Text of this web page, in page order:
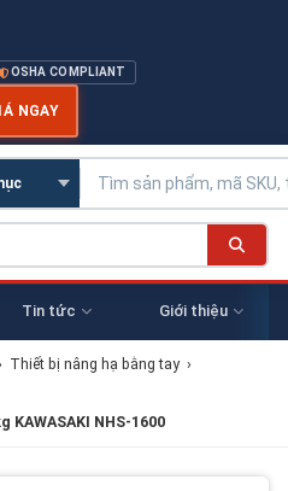
OSHA COMPLIANT
NGAY
Tin tức Giới thiệu
Thiết bị nâng hạ bằng tay ›
NHS-1600